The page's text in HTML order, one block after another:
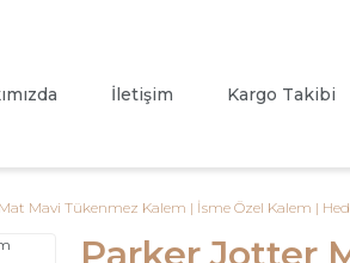
İletişim Kargo Takibi
Mavi Tükenmez Kalem | İsme Özel Kalem |
Parker Jotter